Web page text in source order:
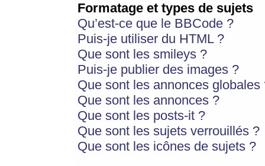
Formatage et types de sujets
Qu’est-ce que le BBCode ?
Puis-je utiliser du HTML ?
Que sont les smileys ?
Puis-je publier des images ?
Que sont les annonces globales
Que sont les annonces ?
Que sont les posts-it ?
Que sont les sujets verrouillés ?
Que sont les icônes de sujets ?